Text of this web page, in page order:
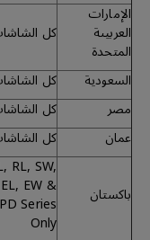
الإمارات
العربيىة
المتحدة
كل
السعودية
كل
مصر
كل
عمان
كل
باكستان
RL, SW,
EL, EW &
PD Series
Only